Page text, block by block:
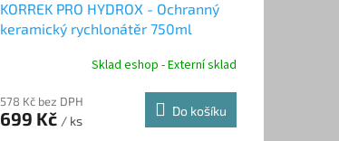
KORREK PRO HYDROX - Ochranný
keramický rychlonátěr 750ml
Sklad eshop - Externí sklad
578 Kč bez DPH
699 Kč / ks
Do košíku